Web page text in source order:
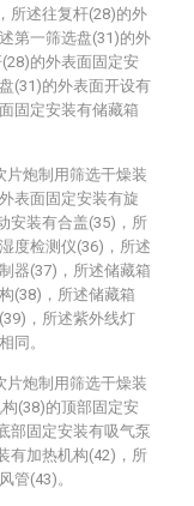
所述往复杆(28)的外
第一筛选盘(31)的外
的外表面固定安
(31)的外表面开设有
固定安装有储藏箱
片炮制用筛选干燥装
表面固定安装有旋
安装有合盖(35)，所
度检测仪(36)，所述
器(37)，所述储藏箱
(38)，所述储藏箱
，所述紫外线灯
同。
片炮制用筛选干燥装
(38)的顶部固定安
部固定安装有吸气泵
有加热机构(42)，所
管(43)。